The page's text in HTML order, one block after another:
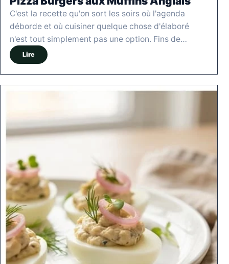
C'est la recette qu'on sort les soirs où l'agenda
déborde et où cuisiner quelque chose d'élaboré
n'est tout simplement pas une option. Fins de…
Lire